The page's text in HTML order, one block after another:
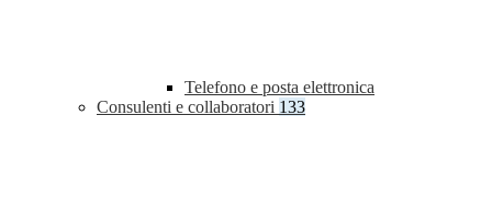
Telefono e posta elettronica
Consulenti e collaboratori 133